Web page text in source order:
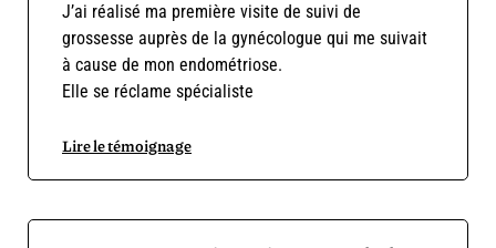
J’ai réalisé ma première visite de suivi de
grossesse auprès de la gynécologue qui me suivait
à cause de mon endométriose.
Elle se réclame spécialiste
Lire le témoignage